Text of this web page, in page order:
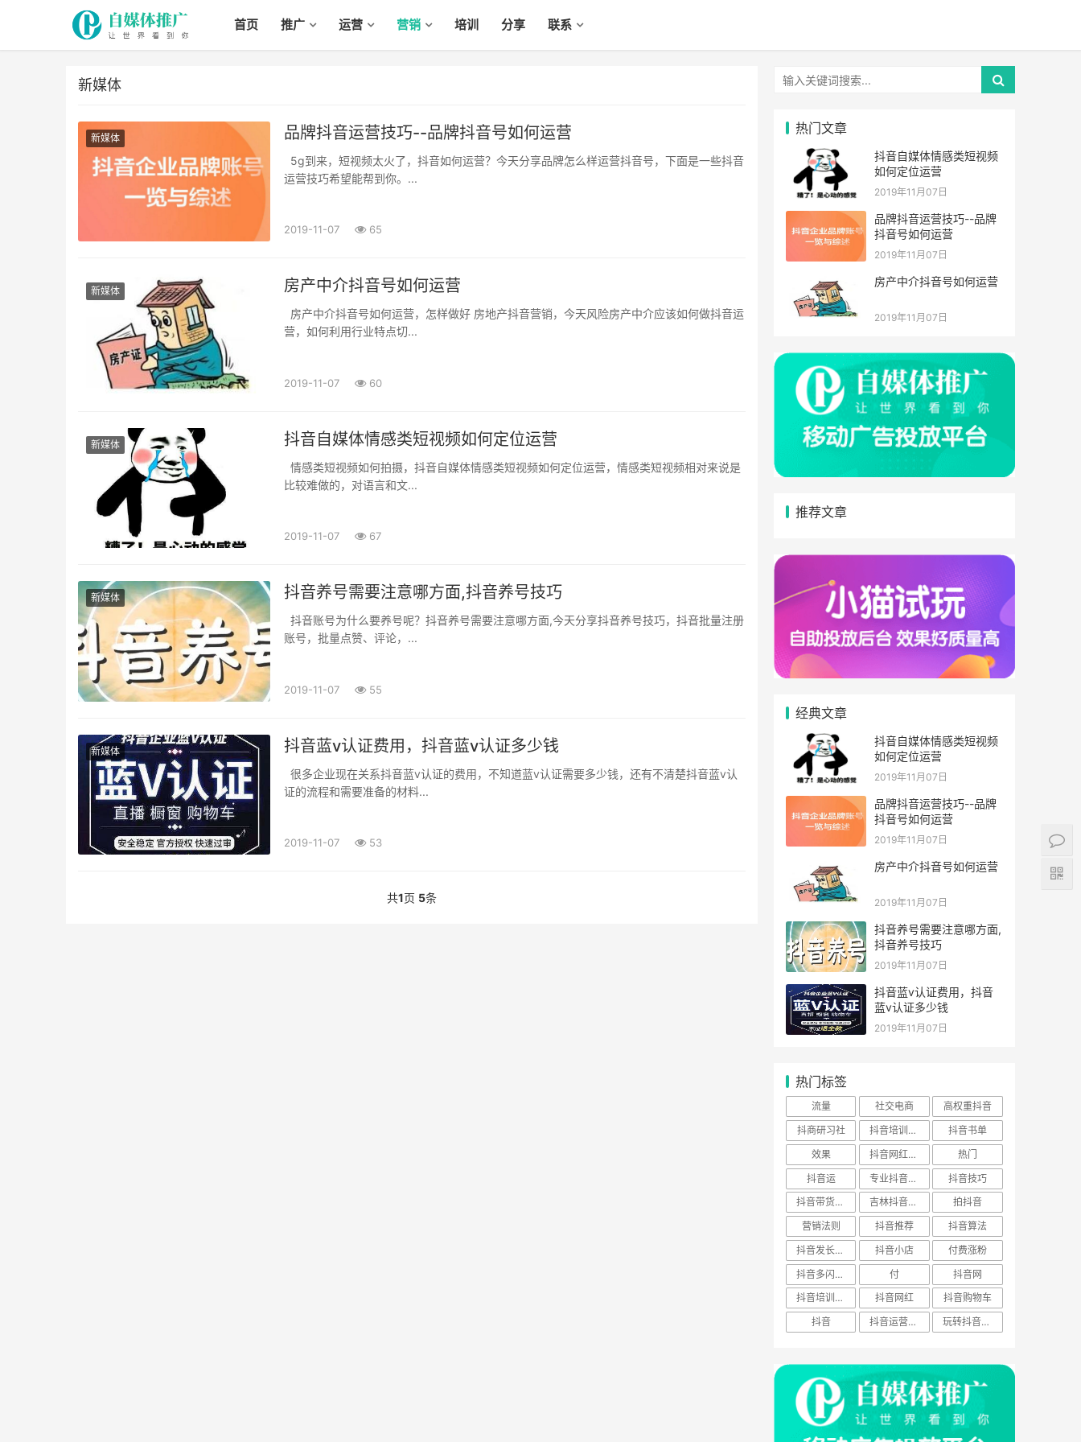
首页 推广 运营 营销 培训 分享 联系
新媒体
新媒体 品牌抖音运营技巧--品牌抖音号如何运营
运营技巧希望能帮到你。...
2019-11-07 65
新媒体 房产中介抖音号如何运营
营，如何利用行业特点切...
2019-11-07 60
新媒体 抖音自媒体情感类短视频如何定位运营
比较难做的，对语言和文...
2019-11-07 67
新媒体 抖音养号需要注意哪方面,抖音养号技巧
账号，批量点赞、评论，...
2019-11-07 55
新媒体 抖音蓝v认证费用，抖音蓝v认证多少钱
证的流程和需要准备的材料...
2019-11-07 53
共1页 5条
热门文章
抖音自媒体情感类短视频
如何定位运营
2019年11月07日
品牌抖音运营技巧--品牌
抖音号如何运营
2019年11月07日
房产中介抖音号如何运营
2019年11月07日
推荐文章
经典文章
抖音自媒体情感类短视频
如何定位运营
2019年11月07日
品牌抖音运营技巧--品牌
抖音号如何运营
2019年11月07日
房产中介抖音号如何运营
2019年11月07日
抖音养号需要注意哪方面,
抖音养号技巧
2019年11月07日
抖音蓝v认证费用，抖音
蓝v认证多少钱
2019年11月07日
热门标签
流量 社交电商
高权重抖音
抖商研习社
抖音培训老师
抖音书单
效果
抖音网红培训
热门
抖音运
专业抖音培训
抖音技巧
抖音带货直播
吉林抖音培训
拍抖音
营销法则
抖音推荐
抖音算法
抖音发长视频
抖音小店
付费涨粉
抖音多闪培训
付
抖音网
抖音培训机构
抖音网红
抖音购物车
抖音
抖音运营团队 玩转抖音教程